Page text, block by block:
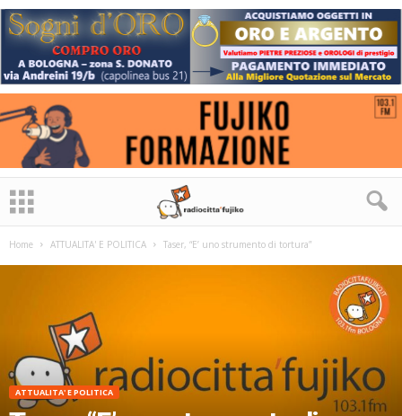
Home ATTUALITA' E POLITICA Taser, “E’ uno strumento di tortura”
ATTUALITA' E POLITICA